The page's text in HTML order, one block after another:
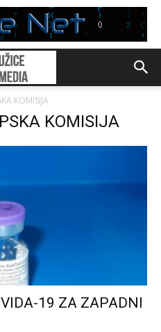
KOMISIJA
KOMISIJA
19 ZA ZAPADNI